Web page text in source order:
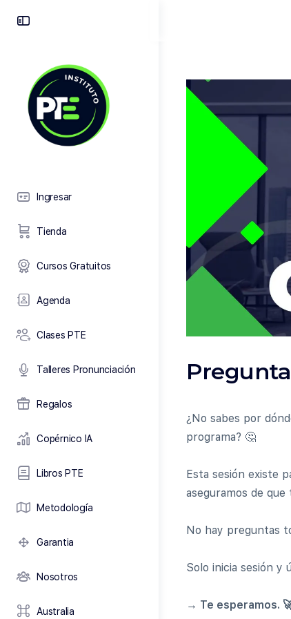
Ingresar
Tienda
Cursos Gratuitos
Agenda
Clases PTE
Talleres Pronunciación
Regalos
Copérnico IA
Libros PTE
Metodología
Garantia
Nosotros
Australia
¿No sabes por
programa? 🤔
Esta sesión existe
aseguramos de
No hay preguntas
Solo inicia sesión y
→ Te esperamos.